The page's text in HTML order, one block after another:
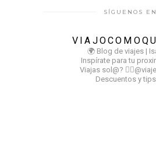
SÍGUENOS EN
🌍 Blog de viajes |
Inspírate para tu
Viajas sol@?
Descuentos y